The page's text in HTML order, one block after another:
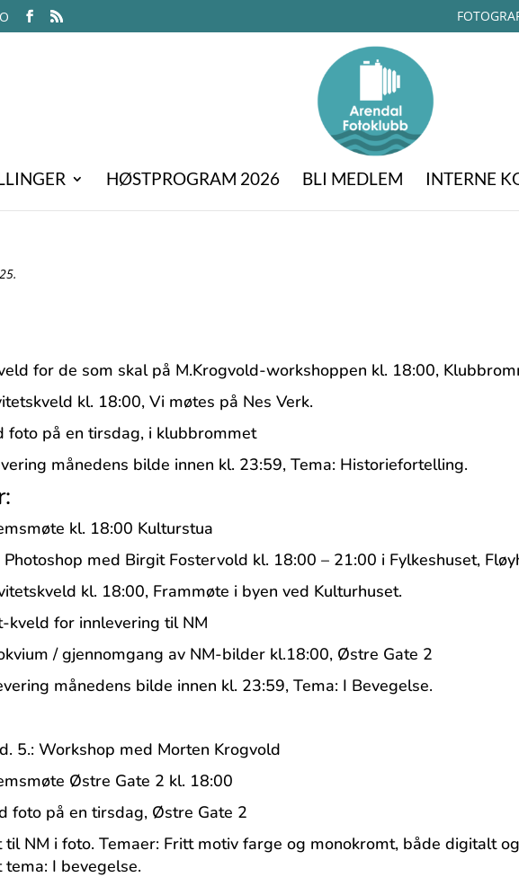
HØSTPROGRAM 2026 BLI MEDLEM INTERNE
for de som skal på M.Krogvold-workshoppen kl. 18:00,
kl. 18:00, Vi møtes på Nes Verk.
foto på en tirsdag, i klubbrommet
månedens bilde innen kl. 23:59, Tema: Historiefortelling.
kl. 18:00 Kulturstua
med Birgit Fostervold kl. 18:00 – 21:00 i Fylkeshuset,
kl. 18:00, Frammøte i byen ved Kulturhuset.
kveld for innlevering til NM
/ gjennomgang av NM-bilder kl.18:00, Østre Gate 2
månedens bilde innen kl. 23:59, Tema: I Bevegelse.
5.: Workshop med Morten Krogvold
Østre Gate 2 kl. 18:00
foto på en tirsdag, Østre Gate 2
til NM i foto. Temaer: Fritt motiv farge og monokromt, både digitalt
I bevegelse.